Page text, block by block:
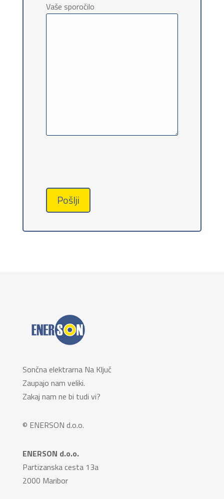
Vaše sporočilo
Sončna elektrarna Na Ključ
Zaupajo nam veliki.
Zakaj nam ne bi tudi vi?
© ENERSON d.o.o.
ENERSON d.o.o.
Partizanska cesta 13a
2000 Maribor